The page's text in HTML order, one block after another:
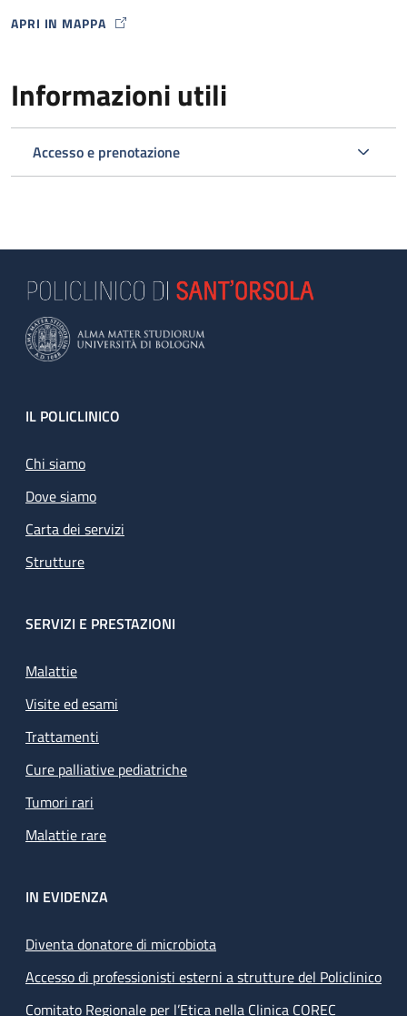
APRI IN MAPPA
MAP ICON
Informazioni utili
Accesso e prenotazione
Footer
IL POLICLINICO
Chi siamo
Dove siamo
Carta dei servizi
Strutture
SERVIZI E PRESTAZIONI
Malattie
Visite ed esami
Trattamenti
Cure palliative pediatriche
Tumori rari
Malattie rare
IN EVIDENZA
Diventa donatore di microbiota
Accesso di professionisti esterni a strutture del Policlinico
Comitato Regionale per l’Etica nella Clinica COREC